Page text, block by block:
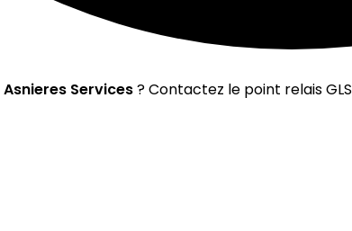
Asnieres Services? Contactez le point relais GLS